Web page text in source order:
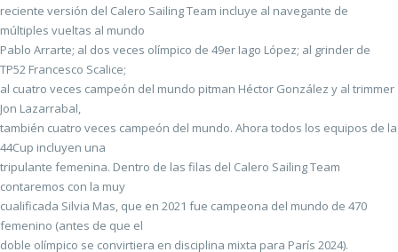
reciente versión del Calero Sailing Team incluye al navegante de
múltiples vueltas al mundo
Pablo Arrarte; al dos veces olímpico de 49er Iago López; al grinder de
TP52 Francesco Scalice;
al cuatro veces campeón del mundo pitman Héctor González y al trimmer
Jon Lazarrabal,
también cuatro veces campeón del mundo. Ahora todos los equipos de la
44Cup incluyen una
tripulante femenina. Dentro de las filas del Calero Sailing Team
contaremos con la muy
cualificada Silvia Mas, que en 2021 fue campeona del mundo de 470
femenino (antes de que el
doble olímpico se convirtiera en disciplina mixta para París 2024).